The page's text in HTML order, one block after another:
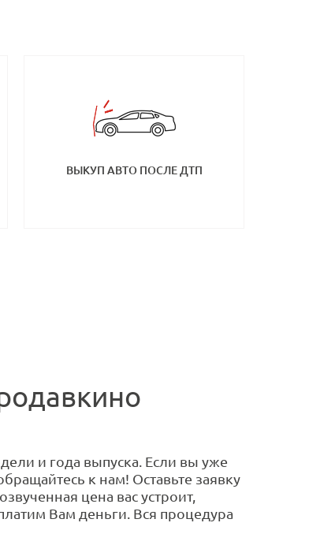
ВЫКУП АВТО ПОСЛЕ ДТП
и года выпуска. Если вы уже
к нам! Оставьте заявку
цена вас устроит,
Вам деньги. Вся процедура